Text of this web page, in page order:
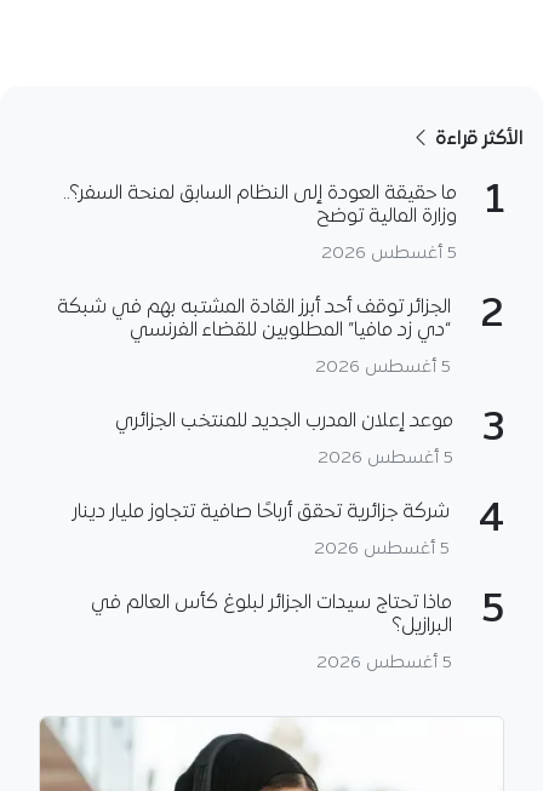
الأكثر قراءة
1
ما حقيقة العودة إلى النظام السابق لمنحة السفر؟..
وزارة المالية توضح
5 أغسطس 2026
2
الجزائر توقف أحد أبرز القادة المشتبه بهم في شبكة
“دي زد مافيا” المطلوبين للقضاء الفرنسي
5 أغسطس 2026
3 موعد إعلان المدرب الجديد للمنتخب الجزائري
5 أغسطس 2026
4 شركة جزائرية تحقق أرباحًا صافية تتجاوز مليار دينار
5 أغسطس 2026
5
ماذا تحتاج سيدات الجزائر لبلوغ كأس العالم في
البرازيل؟
5 أغسطس 2026